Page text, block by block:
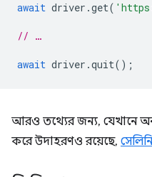
await driver .get(
// …
await driver .quit();
আরও তথ্যের জন্য, যেখানে
করে উদাহরণও রয়েছে,